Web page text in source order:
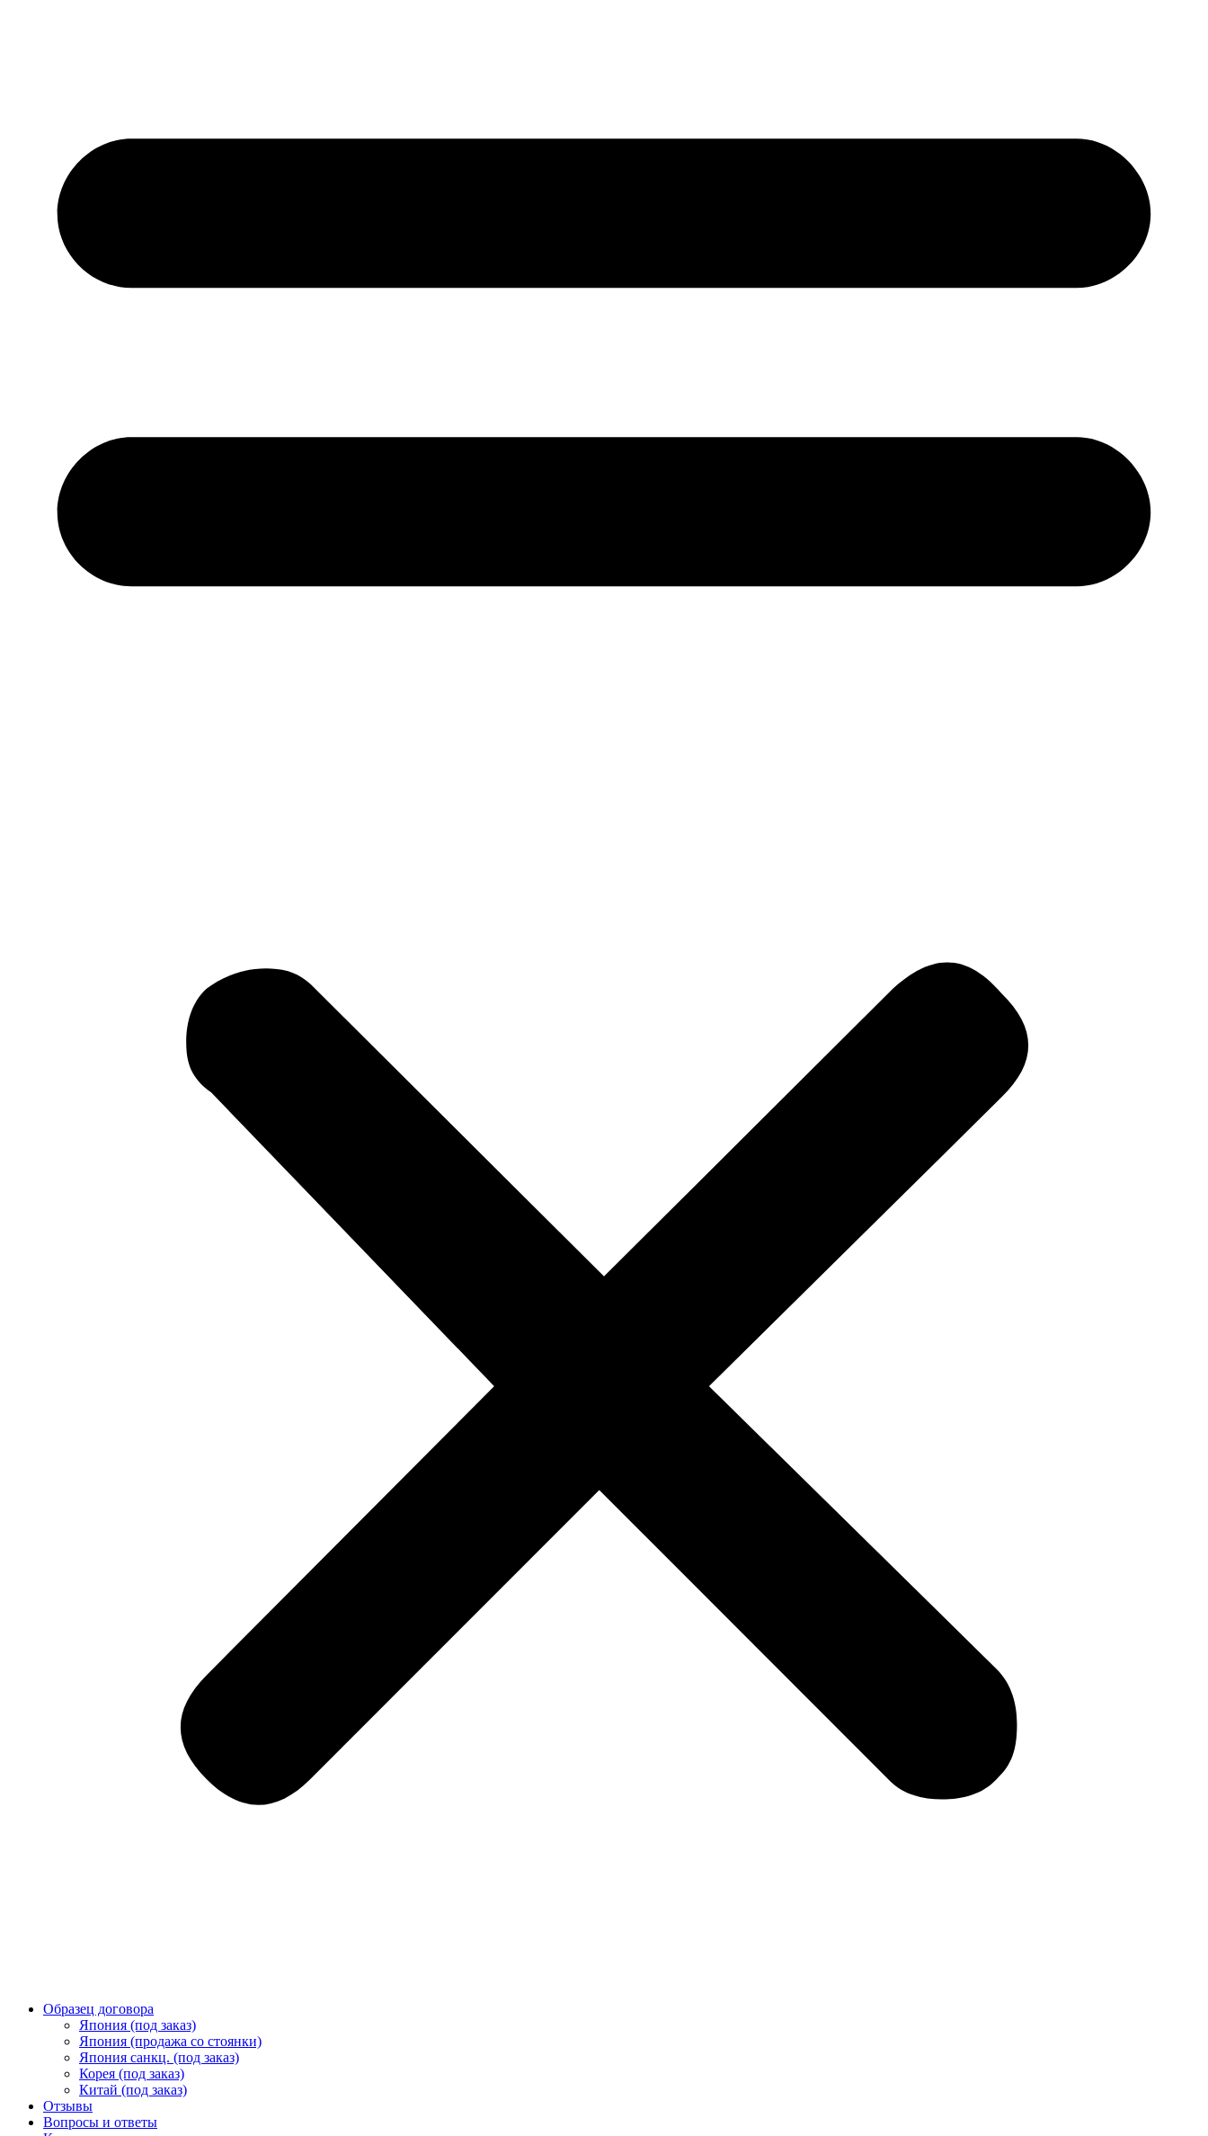
Образец договора
Япония (под заказ)
Япония (продажа со стоянки)
Япония санкц. (под заказ)
Корея (под заказ)
Китай (под заказ)
Отзывы
Вопросы и ответы